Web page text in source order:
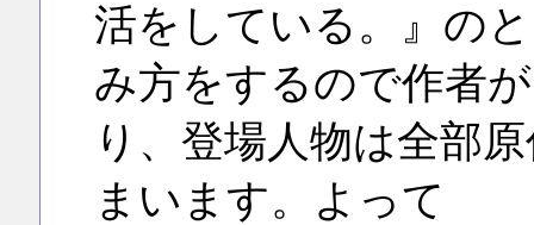
活をしている。』の
み方をするので作者
り、登場人物は全部
まいます。よって